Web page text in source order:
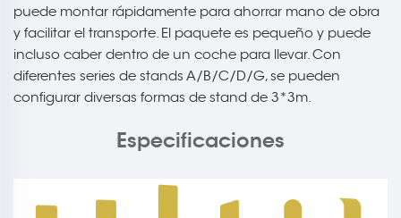
puede montar rápidamente para ahorrar mano de obra
y facilitar el transporte. El paquete es pequeño y puede
incluso caber dentro de un coche para llevar. Con
diferentes series de stands A/B/C/D/G, se pueden
configurar diversas formas de stand de 3*3m.
Especificaciones